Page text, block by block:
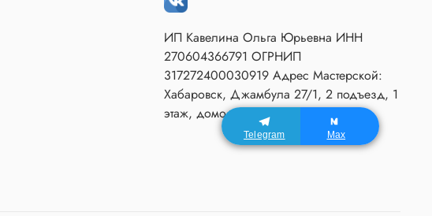
ИП Кавелина Ольга Юрьевна ИНН
270604366791 ОГРНИП
317272400030919 Адрес Мастерской:
Хабаровск, Джамбула 27/1, 2 подъезд, 1
этаж, домофон 80.
Telegram Max